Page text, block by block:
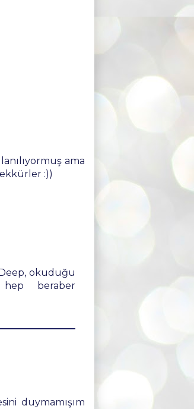
ama
:))
Deep, okuduğu
hep beraber
duymamışım